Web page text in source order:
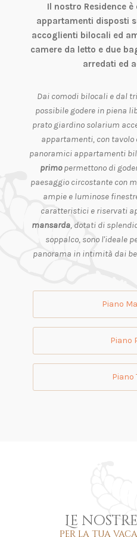
Il nostro Residence
appartamenti disposti
accoglienti bilocali ed
camere da letto e due
arredati ed
Dai comodi bilocali e dal
possibile godere in piena
prato giardino solarium
appartamenti, con tavolo
panoramici appartamenti
primopermettono di
paesaggio circostante con
ampie e luminose
caratteristici e riservati
mansarda, dotati di
soppalco, sono l'ideale
panorama in intimità dai
Piano
Piano
Piano
Le
per la tua